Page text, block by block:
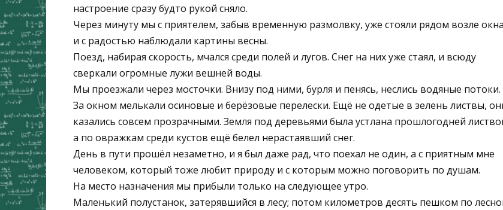
настроение сразу будто рукой сняло.
Через минуту мы с приятелем, забыв временную размолвку, уже стояли рядом возле окна
и с радостью наблюдали картины весны.
Поезд, набирая скорость, мчался среди полей и лугов. Снег на них уже стаял, и всюду
сверкали огромные лужи вешней воды.
Мы проезжали через мосточки. Внизу под ними, бурля и пенясь, неслись водяные потоки.
За окном мелькали осиновые и берёзовые перелески. Ещё не одетые в зелень листвы,
казались совсем прозрачными. Земля под деревьями была устлана прошлогодней
а по овражкам среди кустов ещё белел нерастаявший снег.
День в пути прошёл незаметно, и я был даже рад, что поехал не один, а с приятным мне
человеком, который тоже любит природу и с которым можно поговорить по душам.
На место назначения мы прибыли только на следующее утро.
Маленький полустанок, затерявшийся в лесу; потом километров десять пешком по